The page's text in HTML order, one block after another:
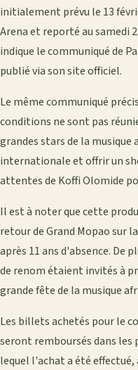
initialement prévu le 13
Arena et reporté au samedi
indique le communiqué de
publié via son site officiel.
Le même communiqué
conditions ne sont pas
grandes stars de la musique
internationale et offrir un
attentes de Koffi Olomide
Il est à noter que cette
retour de Grand Mopao sur
après 11 ans d'absence. De
de renom étaient invités à
grande fête de la musique
Les billets achetés pour le
seront remboursés dans les
lequel l'achat a été effectué,